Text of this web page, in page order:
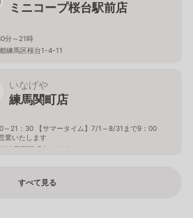
ミニコープ桜台駅前店
分～21時
練馬区桜台1-4-11
いなげや
練馬関町店
～21：30 【サマータイム】7/1～8/31まで9：00
業いたします
都練馬区関町南4-19-8
すべて見る